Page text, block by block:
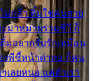
ม่กล้า ติ๋มใช่คนสวย
ะมาหมายร่วมชีวี ก็
มอยากรับรักเหมือน
งพี่ชี้หน้าด่าทอ ก็คน
เลยหนอ แค่ตัวเรา